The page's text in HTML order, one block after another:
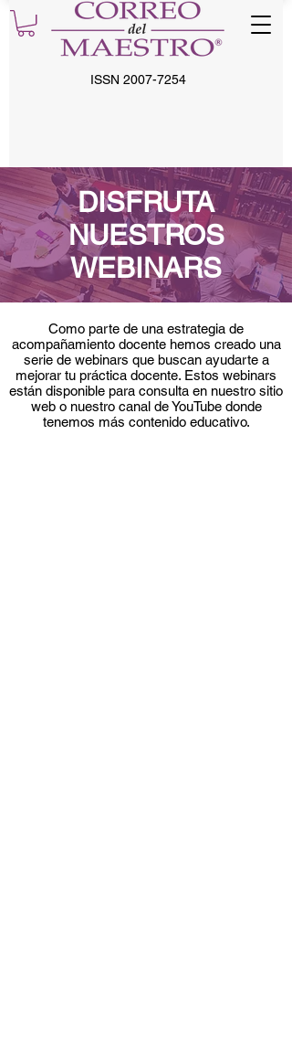
ISSN 2007-7254
DISFRUTA
NUESTROS
WEBINARS
Como parte de una estrategia de
acompañamiento docente hemos creado una
serie de webinars que buscan ayudarte a
mejorar tu práctica docente. Estos webinars
están disponible para consulta en nuestro sitio
web o nuestro canal de YouTube donde
tenemos más contenido educativo.